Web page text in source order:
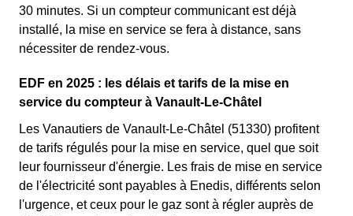
30 minutes. Si un compteur communicant est déjà
installé, la mise en service se fera à distance, sans
nécessiter de rendez-vous.
EDF en 2025 : les délais et tarifs de la mise en
service du compteur à Vanault-Le-Châtel
Les Vanautiers de Vanault-Le-Châtel (51330) profitent
de tarifs régulés pour la mise en service, quel que soit
leur fournisseur d'énergie. Les frais de mise en service
de l'électricité sont payables à Enedis, différents selon
l'urgence, et ceux pour le gaz sont à régler auprès de